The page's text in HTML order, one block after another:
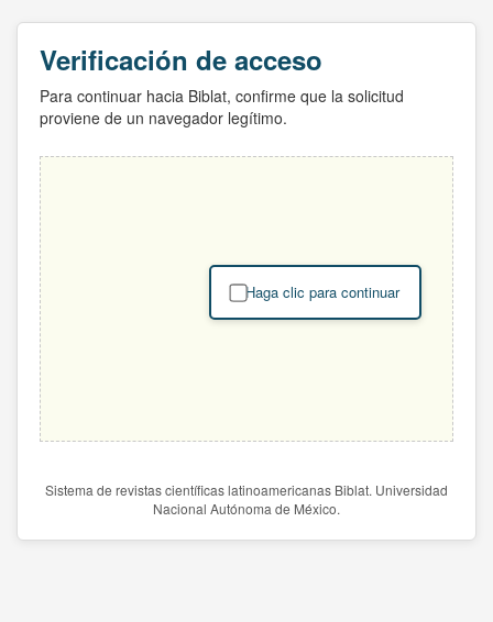
Verificación de acceso
Para continuar hacia Biblat, confirme que la solicitud
proviene de un navegador legítimo.
Haga clic para continuar
Sistema de revistas científicas latinoamericanas Biblat. Universidad
Nacional Autónoma de México.